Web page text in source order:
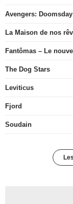
Avengers: Doomsday
La Maison de nos
Fantômas – Le
The Dog Stars
Leviticus
Fjord
Soudain